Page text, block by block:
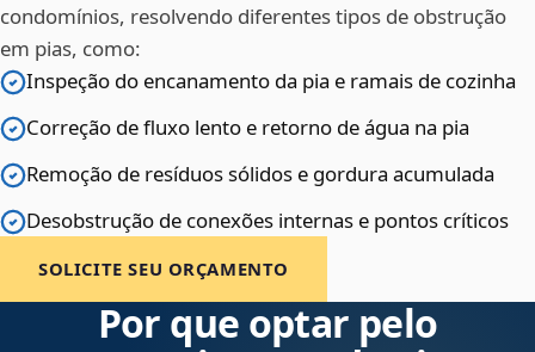
condomínios, resolvendo diferentes tipos de obstrução
em pias, como:
Inspeção do encanamento da pia e ramais de cozinha
Correção de fluxo lento e retorno de água na pia
Remoção de resíduos sólidos e gordura acumulada
Desobstrução de conexões internas e pontos críticos
SOLICITE SEU ORÇAMENTO
Por que optar pelo